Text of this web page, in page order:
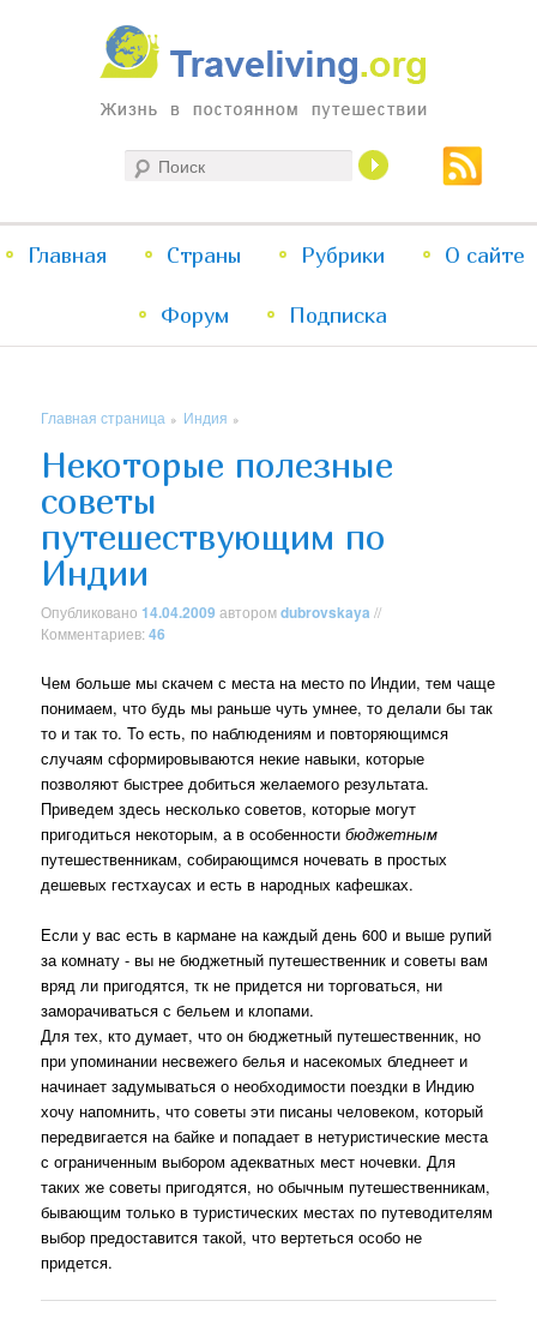
Traveliving
Жизнь в постоянном путешествии
меню
Перейти
к
Перейти
к
Главная Страны Рубрики О сайте
Форум Подписка
Главная страница » Индия »
Некоторые полезные
советы
путешествующим по
Индии
Опубликовано 14.04.2009 авторомdubrovskaya //
Комментариев:46
Чем больше мы скачем с места на место по Индии, тем чаще
понимаем, что будь мы раньше чуть умнее, то делали бы так
то и так то. То есть, по наблюдениям и повторяющимся
случаям сформировываются некие навыки, которые
позволяют быстрее добиться желаемого результата.
Приведем здесь несколько советов, которые могут
пригодиться некоторым, а в особенностибюджетным
путешественникам, собирающимся ночевать в простых
дешевых гестхаусах и есть в народных кафешках.
Если у вас есть в кармане на каждый день 600 и выше рупий
за комнату - вы не бюджетный путешественник и советы вам
вряд ли пригодятся, тк не придется ни торговаться, ни
заморачиваться с бельем и клопами.
Для тех, кто думает, что он бюджетный путешественник, но
при упоминании несвежего белья и насекомых бледнеет и
начинает задумываться о необходимости поездки в Индию
хочу напомнить, что советы эти писаны человеком, который
передвигается на байке и попадает в нетуристические места
с ограниченным выбором адекватных мест ночевки. Для
таких же советы пригодятся, но обычным путешественникам,
бывающим только в туристических местах по путеводителям
выбор предоставится такой, что вертеться особо не
придется.